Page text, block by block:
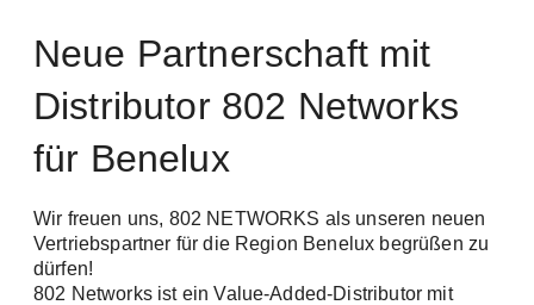
Neue Partnerschaft mit
Distributor 802 Networks
für Benelux
Wir freuen uns, 802 NETWORKS als unseren neuen
Vertriebspartner für die Region Benelux begrüßen zu
dürfen!
802 Networks ist ein Value-Added-Distributor mit
Anmeldung
unseren Produkten, spannenden
Unternehmensnews und bevorstehenden
Veranstaltungen.
Tech-Newsletter: Vertiefte technische
Einblicke für die erfolgreiche Planung und
Sicherheitsnetzwerke.
Vorname / Name *